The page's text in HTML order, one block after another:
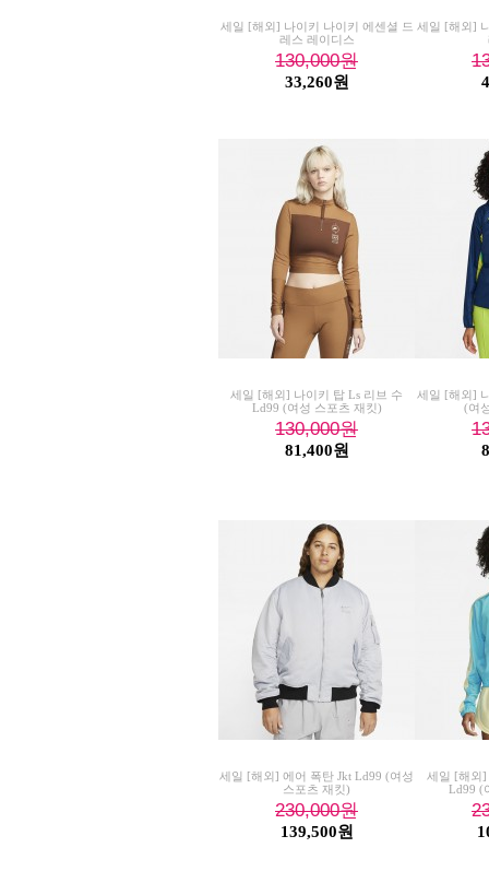
세일 [해외] 나이키 나이키 에센셜 드
레스 레이디스
130,000원
33,260원
세일 [해외]
세일 [해외] 나이키 탑 Ls 리브 수
Ld99 (여성 스포츠 재킷)
130,000원
81,400원
세일 [해외]
(여
세일 [해외] 에어 폭탄 Jkt Ld99 (여성
스포츠 재킷)
230,000원
139,500원
세일 [해외]
Ld99 (